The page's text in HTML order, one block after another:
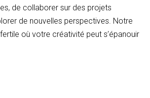
de collaborer sur des projets
de nouvelles perspectives. Notre
où votre créativité peut s’épanouir